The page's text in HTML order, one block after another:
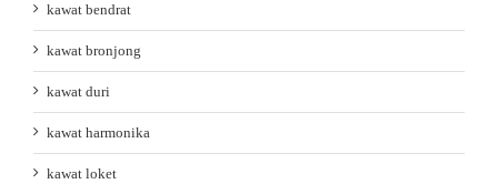
kawat bendrat
kawat bronjong
kawat duri
kawat harmonika
kawat loket